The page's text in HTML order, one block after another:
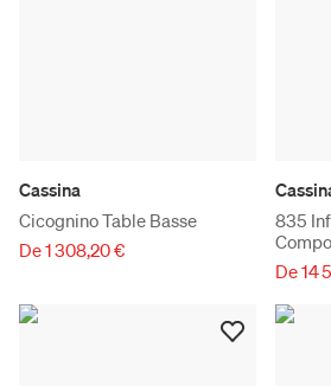
Cassina
Cicognino Table Basse
De 1 308,20 €
835
De 14